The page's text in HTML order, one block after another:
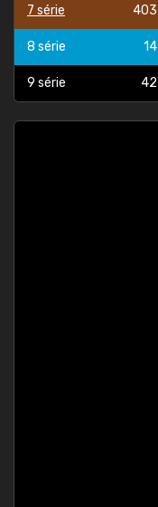
7 série 403
8 série 14
9 série 42